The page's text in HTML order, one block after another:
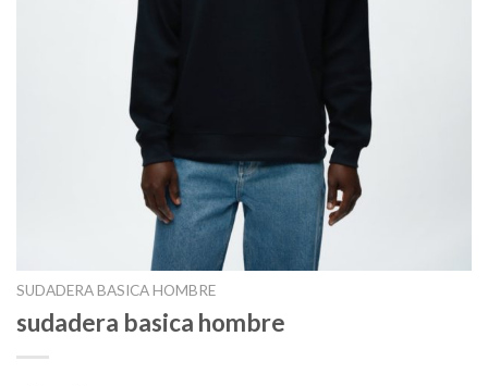
SUDADERA BASICA HOMBRE
sudadera basica hombre